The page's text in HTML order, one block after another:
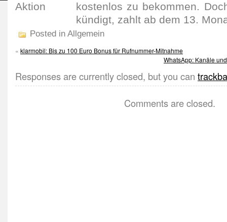
kostenlos zu bekommen.
kündigt, zahlt ab dem 13.
Posted in Allgemein
« klarmobil: Bis zu 100 Euro Bonus für Rufnummer-Mitnahme
WhatsApp: Kanäle
Responses are currently closed, but you can
Comments are closed.